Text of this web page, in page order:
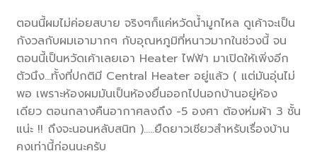
ตอนนี้ผมไม่ค่อยสบาย จริงๆก็แค่หวัดน้ำมูกไหล ดูเค้าจะเป็น
กังวลกับผมเอามากๆ กับอุณหภูมิที่หนาวมากในช่วงนี้ จน
ตอนนี้เป็นหวัดเค้าเลยเอา Heater ไฟฟ้า มาเปิดให้เพิ่งอีก
ตัวนึง…ทั้งที่ปกติมี Central Heater อยู่แล้ว ( แต่มันอุ่นไม่
พอ เพราะห้องผมมันเป็นห้องยื่นออกไปนอกบ้านอยู่ห้อง
เดียว ตอนกลางคืนอากาศลงถึง -5 องศา ต้องห่มผ้า 3 ชั้น
แน่ะ !! ถึงจะนอนหลับสนิท )…..ยืดยาวเชียวสำหรับเรื่องบ้าน
คงเท่านี้ก่อนนะครับ